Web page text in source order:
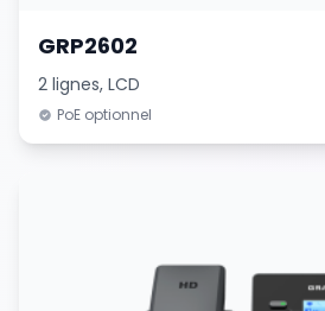
GRP2602
2 lignes, LCD
PoE optionnel